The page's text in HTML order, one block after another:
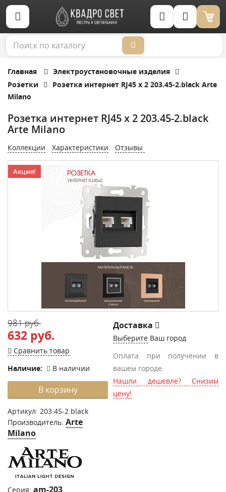
Корзина (0)
Главная
Электроустановочные изделия
Розетки
Розетка интернет RJ45 х 2 203.45-2.black Arte
Milano
Розетка интернет RJ45 х 2 203.45-2.black
Arte Milano
Коллекции Характеристики Отзывы
Акция!
981 руб.
632 руб.
Сравнить товар
Наличие:
В наличии
В корзину
Артикул: 203.45-2.black
Производитель: Arte
Milano
Серия: am-203
Доставка
Выберите Ваш город
Оплата при получении в
вашем городе.
Нашли дешевле? Снизим
цену!